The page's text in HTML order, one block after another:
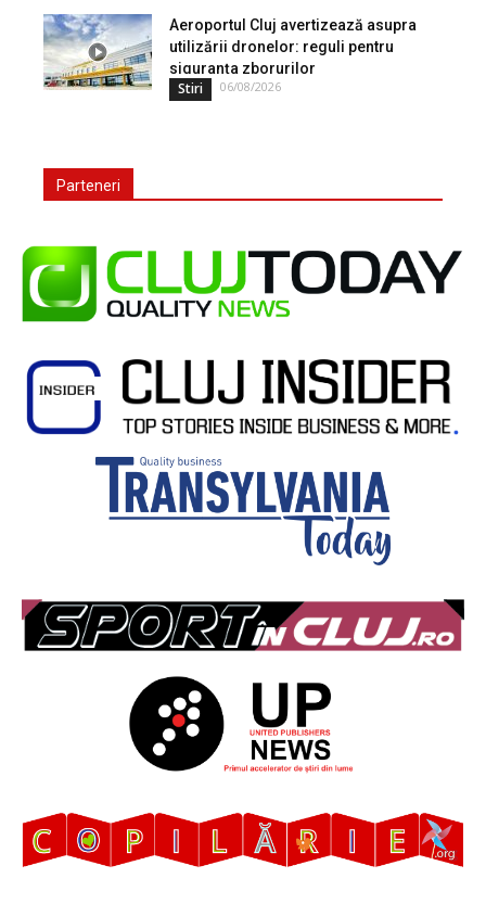
Aeroportul Cluj avertizează asupra
utilizării dronelor: reguli pentru
siguranța zborurilor
Stiri 06/08/2026
Parteneri